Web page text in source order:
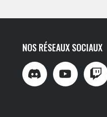
NOS RÉSEAUX SOCIAUX